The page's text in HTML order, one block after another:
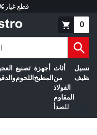
قطع غيار
0
تصنيع
اللحوم
أجهزة
المطبخ
أثاث
من
الفولاذ
المقاوم
للصدأ
الغسيل